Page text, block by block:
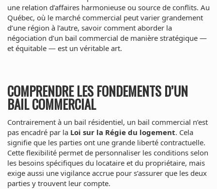
une relation d’affaires harmonieuse ou source de conflits. Au
Québec, où le marché commercial peut varier grandement
d’une région à l’autre, savoir comment aborder la
négociation d’un bail commercial de manière stratégique —
et équitable — est un véritable art.
COMPRENDRE LES FONDEMENTS D’UN
BAIL COMMERCIAL
Contrairement à un bail résidentiel, un bail commercial n’est
pas encadré par la Loi sur la Régie du logement. Cela
signifie que les parties ont une grande liberté contractuelle.
Cette flexibilité permet de personnaliser les conditions selon
les besoins spécifiques du locataire et du propriétaire, mais
exige aussi une vigilance accrue pour s’assurer que les deux
parties y trouvent leur compte.